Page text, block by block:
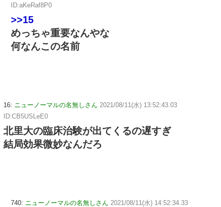
ID:aKeRaf8P0
>>15
めっちゃ重要なんやな
何なんこの名前
16: ニューノーマルの名無しさん 2021/08/11(水) 13:52:43.03
ID:CB5USLeE0
北里大の臨床治験が出てくるの遅すぎ
結局効果微妙なんだろ
740: ニューノーマルの名無しさん 2021/08/11(水) 14:52:34.33